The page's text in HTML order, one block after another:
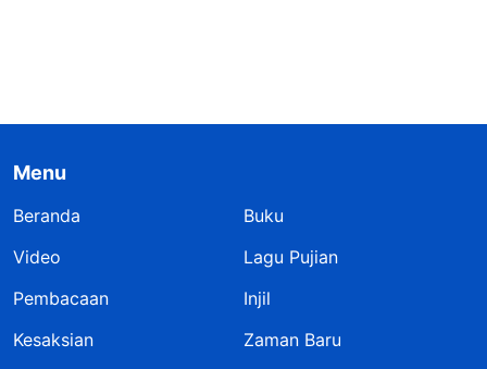
Menu
Beranda
Buku
Video
Lagu Pujian
Pembacaan
Injil
Kesaksian
Zaman Baru